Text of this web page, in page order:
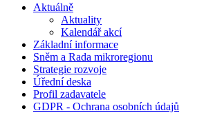
Aktuálně
Aktuality
Kalendář akcí
Základní informace
Sněm a Rada mikroregionu
Strategie rozvoje
Úřední deska
Profil zadavatele
GDPR - Ochrana osobních údajů